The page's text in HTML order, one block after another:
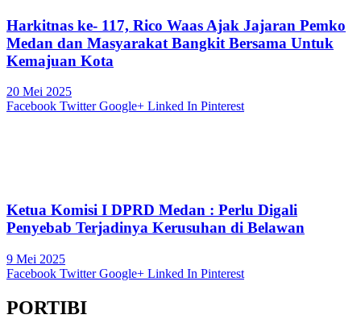
Harkitnas ke- 117, Rico Waas Ajak Jajaran Pemko
Medan dan Masyarakat Bangkit Bersama Untuk
Kemajuan Kota
20 Mei 2025
Facebook Twitter Google+ Linked In Pinterest
Ketua Komisi I DPRD Medan : Perlu Digali
Penyebab Terjadinya Kerusuhan di Belawan
9 Mei 2025
Facebook Twitter Google+ Linked In Pinterest
PORTIBI